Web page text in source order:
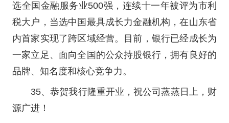
选全国金融服务业500强，连续十一年被评为市利
税大户，当选中国最具成长力金融机构，在山东省
内首家实现了跨区域经营。目前，银行已经成长为
一家立足、面向全国的公众持股银行，拥有良好的
品牌、知名度和核心竞争力。
35、恭贺我行隆重开业，祝公司蒸蒸日上，财
源广进！